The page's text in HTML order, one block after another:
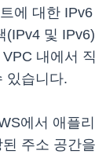
에 대한 IPv6
(IPv4 및 IPv6)
내에서 직
있습니다.
에서 애플리
주소 공간을